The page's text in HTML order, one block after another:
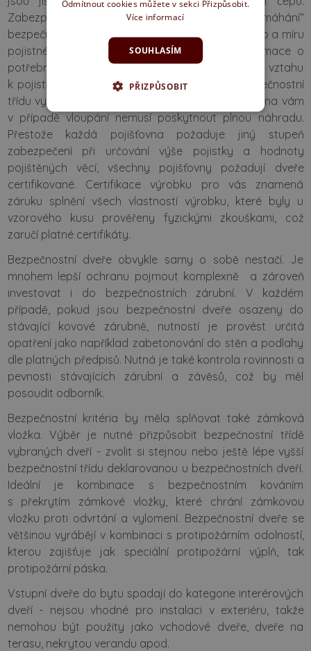
Zabezpečovací prvky určují, jaké „namáhání“
bezpečnostní dveře vydrží, ale také výši pojistného a míru
pojistného plnění. Proto je dobré zjistit si informace o
potřebné míře zabezpečení domu nebo bytu ve vztahu
k pojistným podmínkám. Pokud nedodržíte bezpečnostní
třídu vyžadovanou konkrétní pojišťovnou, pojišťovna vám
v případě vloupání nemusí poskytnout plnou náhradu.
Přestože každá pojišťovna požaduje jiný stupeň
zabezpečení při určování výše pojistky a hodnoty
pojištěných věcí, všechny pojišťovny požadují dveře
certifikované. Certifikace výrobku pro vás znamená
záruku splnění všech vlastností výrobku, které byly u
vzorového kusu prověřeny fyzickými zkouškami, což
zaručí platné certifikáty.
Bezpečnostní dveře obvykle samy o sobě nestačí. Je
mnohem lepší ochranu pojmout komplexně a zároveň
investovat i do bezpečnostních zárubní. V každém
případě, pokud jsou bezpečnostní dveře osazeny do
stávající kovové zárubně, nutností je provést určitá
opatření jako například zabetonování do stěn a podlahy
dle platných předpisů. Nutná je také kontrola rovinnosti a
pevnosti stávajících zárubní a závěsů, což by měl
posoudit odborník.
Bezpečnostní kritéria by měla splňovat také zámková
vložka. Výběr je nutné přizpůsobit bezpečnostní třídě
vybraných dveří - zvolit si stejnou nebo ještě lépe vyšší
bezpečnostní třídu deklarovanou u bezpečnostních dveří.
Ideální je kombinace s bezpečnostním kováním
s překrytím zámkové vložky, které chrání zámkovou
vložku proti odvrtání a vylomení. Bezpečnostní dveře se
většinou vyrábějí v kombinaci s protipožárním odolností,
kterou zajišťuje jak speciální protipožární výplň, tak
protipožární páska.
Vstupní dveře do bytu spadají do kategorie interérových
dveří - nejsou vhodné pro instalaci v exteriéru, takže
nemohou být použity jako vchodové dveře, dveře na
terasu, nekrytou verandu apod.
Odmítnout cookies můžete v sekci Přizpůsobit.
Více informací
SOUHLASÍM
PŘIZPŮSOBIT